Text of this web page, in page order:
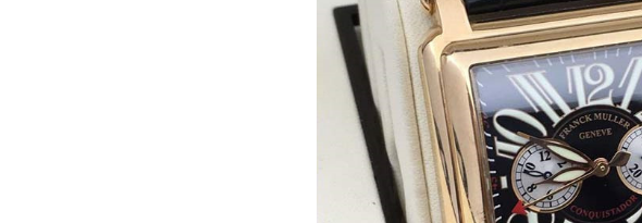
厦门市思明区湖滨东路95号华润大厦写字楼B座11层1104
福州市鼓楼区五四路128-1号恒力城写字楼15层03室（需
成都市锦江区人民东路6号SAC东原中心写字楼24层
重庆市江北区观音桥步行街2号融恒时代广场写字楼9层
长沙市芙蓉区定王台街道建湘路393号世茂环球金融中心
郑州市二七区铭功路10号华润大厦写字楼29层2905室（
太原市迎泽区解放路15号亨得利名表服务中心（品牌授
沈阳市沈河区中街路137号亨得利名表服务中心（品牌授